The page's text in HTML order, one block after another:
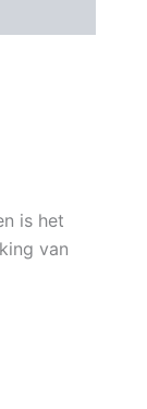
is het
van